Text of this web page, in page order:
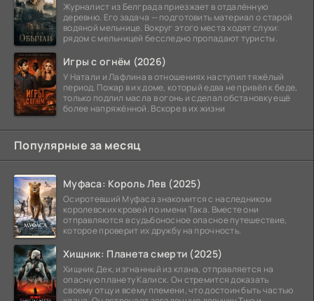
Журналист из Белграда приезжает в отдалённую
деревню. Его задача — подготовить материал о старой
водяной мельнице. Вокруг этого места ходят слухи:
рядом с мельницей бесследно пропадают туристы.
Игры с огнём (2026)
У Натали и Лафлина в отношениях наступил тяжёлый
период. Пожар в их доме, который едва не привёл к беде,
только подлил масла в огонь и сделал обстановку ещё
более напряжённой. Вскоре в их жизни
Популярные за месяц
Муфаса: Король Лев (2025)
Осиротевший Муфаса знакомится с наследником
королевских кровей по имени Така. Вместе они
отправляются в судьбоносное опасное путешествие,
которое проверит их дружбу на прочность.
Хищник: Планета смерти (2025)
Хищник Дек, изгнанный из клана, отправляется на
опасную планету Калиск. Он стремится доказать
своему отцу и всему племени, что достоин быть частью